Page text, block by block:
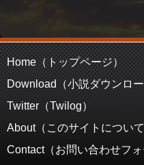
Home（トップページ）
Download（小説ダウンロー
Twitter（Twilog）
About（このサイトについて
Contact（お問い合わせフォ